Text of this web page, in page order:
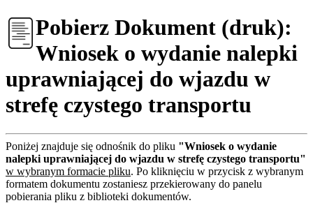
Pobierz Dokument (druk):
Wniosek o wydanie nalepki
uprawniającej do wjazdu w
strefę czystego transportu
Poniżej znajduje się odnośnik do pliku "Wniosek o wydanie
nalepki uprawniającej do wjazdu w strefę czystego transportu"
w wybranym formacie pliku. Po kliknięciu w przycisk z wybranym
formatem dokumentu zostaniesz przekierowany do panelu
pobierania pliku z biblioteki dokumentów.